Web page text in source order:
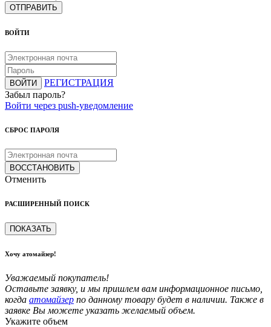
ОТПРАВИТЬ
ВОЙТИ
ВОЙТИ
РЕГИСТРАЦИЯ
Забыл пароль?
Войти через push-уведомление
СБРОС ПАРОЛЯ
ВОССТАНОВИТЬ
Отменить
РАСШИРЕННЫЙ ПОИСК
ПОКАЗАТЬ
Хочу атомайзер!
Уважаемый покупатель!
Оставьте заявку, и мы пришлем вам информационное письмо,
когда атомайзер по данному товару будет в наличии. Также в
заявке Вы можете указать желаемый объем.
Укажите объем